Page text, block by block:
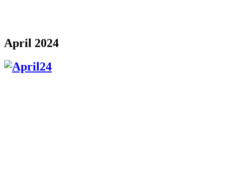
April 2024